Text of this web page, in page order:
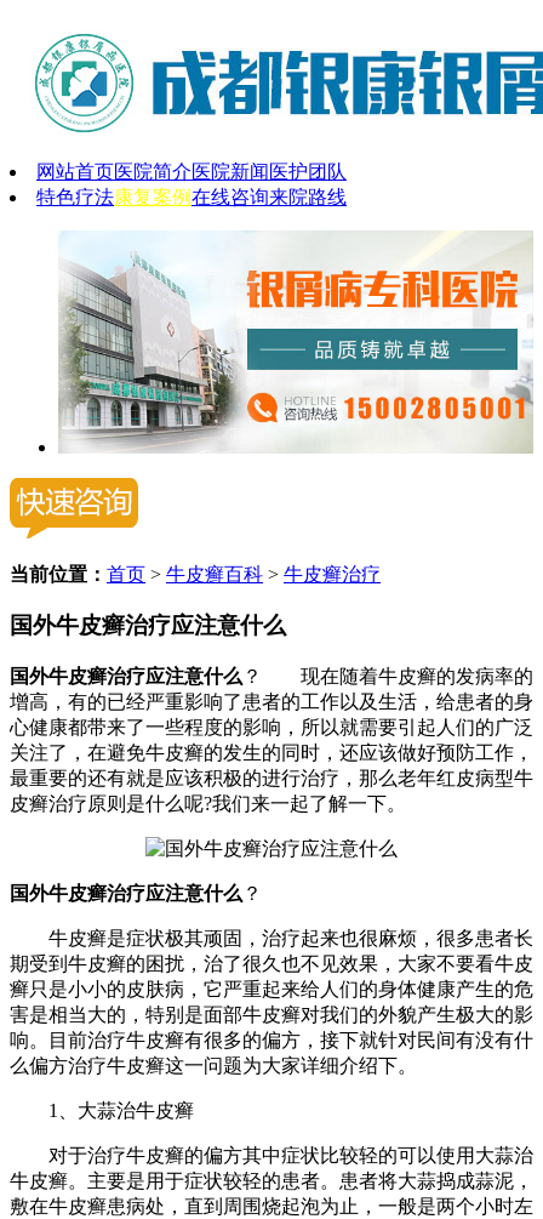
网站首页医院简介医院新闻 医护团队
特色疗法康复案例在线咨询来院路线
当前位置： 首页 > 牛皮癣百科 > 牛皮癣治疗
国外牛皮癣治疗应注意什么
国外牛皮癣治疗应注意什么 ？ 现在随着牛皮癣的发病率的
增高，有的已经严重影响了患者的工作以及生活，给患者的身
心健康都带来了一些程度的影响，所以就需要引起人们的广泛
关注了，在避免牛皮癣的发生的同时，还应该做好预防工作，
最重要的还有就是应该积极的进行治疗，那么老年红皮病型牛
皮癣治疗原则是什么呢?我们来一起了解一下。
国外牛皮癣治疗应注意什么 ？
牛皮癣是症状极其顽固，治疗起来也很麻烦，很多患者长
期受到牛皮癣的困扰，治了很久也不见效果，大家不要看牛皮
癣只是小小的皮肤病，它严重起来给人们的身体健康产生的危
害是相当大的，特别是面部牛皮癣对我们的外貌产生极大的影
响。目前治疗牛皮癣有很多的偏方，接下就针对民间有没有什
么偏方治疗牛皮癣这一问题为大家详细介绍下。
1、大蒜治牛皮癣
对于治疗牛皮癣的偏方其中症状比较轻的可以使用大蒜治
牛皮癣。主要是用于症状较轻的患者。患者将大蒜捣成蒜泥，
敷在牛皮癣患病处，直到周围烧起泡为止，一般是两个小时左